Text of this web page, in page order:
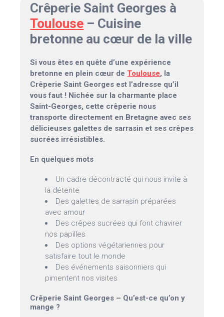
Crêperie Saint Georges à
Toulouse – Cuisine
bretonne au cœur de la ville
Si vous êtes en quête d’une expérience
bretonne en plein cœur de Toulouse, la
Crêperie Saint Georges est l’adresse qu’il
vous faut ! Nichée sur la charmante place
Saint-Georges, cette crêperie nous
transporte directement en Bretagne avec ses
délicieuses galettes de sarrasin et ses crêpes
sucrées irrésistibles.
En quelques mots
Un cadre décontracté qui nous invite à
la détente
Des galettes de sarrasin préparées
avec amour
Des crêpes sucrées qui font chavirer
nos papilles
Des options végétariennes pour
satisfaire tout le monde
Des événements saisonniers qui
pimentent nos visites
Crêperie Saint Georges – Qu’est-ce qu’on y
mange ?